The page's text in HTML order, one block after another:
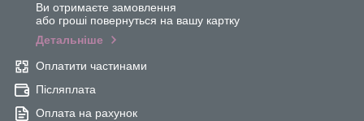
Ви отримаєте замовлення
або гроші повернуться на вашу картку
Детальніше
Оплатити частинами
Післяплата
Оплата на рахунок